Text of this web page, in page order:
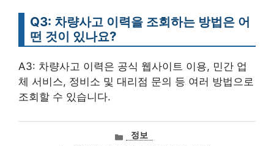
Q3: 차량사고 이력을 조회하는 방법은 어
떤 것이 있나요?
A3: 차량사고 이력은 공식 웹사이트 이용, 민간 업
체 서비스, 정비소 및 대리점 문의 등 여러 방법으로
조회할 수 있습니다.
카정보